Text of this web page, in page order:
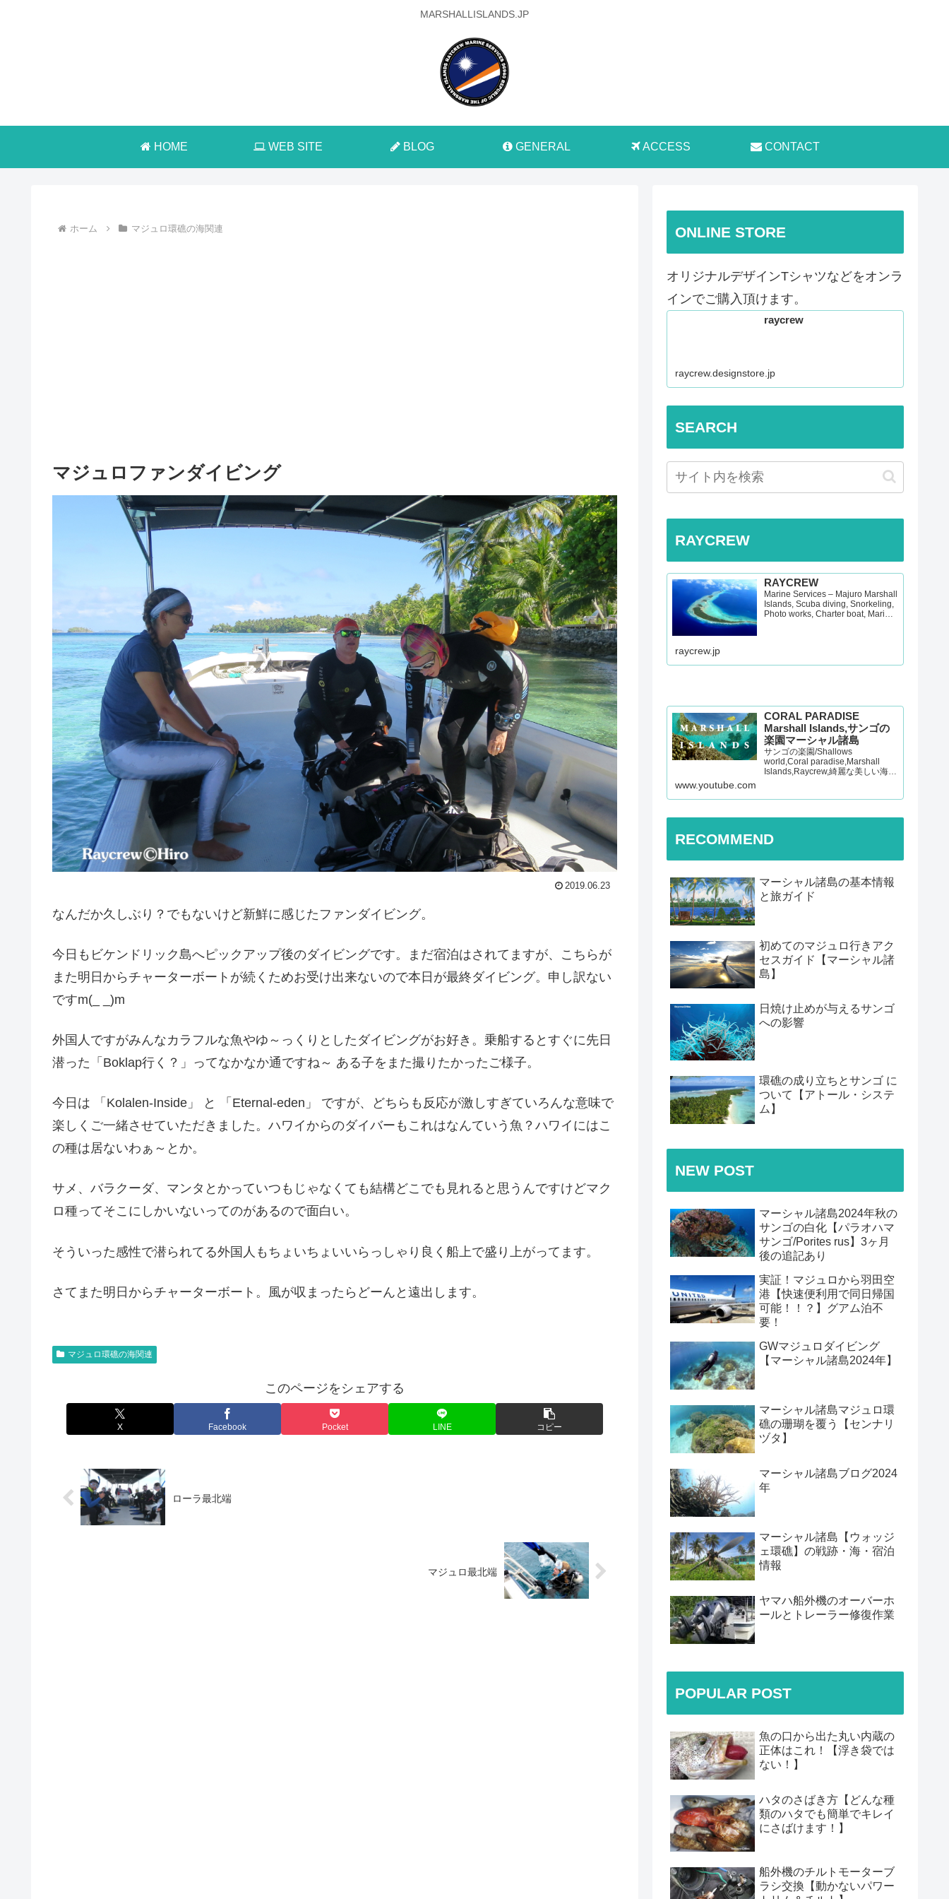
MARSHALLISLANDS.JP
HOME WEB SITE BLOG GENERAL ACCESS CONTACT
ホーム マジュロ環礁の海関連
マジュロファンダイビング
2019.06.23
なんだか久しぶり？でもないけど新鮮に感じたファンダイビング。
今日もビケンドリック島へピックアップ後のダイビングです。まだ宿泊はされてますが、こちらが
また明日からチャーターボートが続くためお受け出来ないので本日が最終ダイビング。申し訳ない
ですm(_ _)m
外国人ですがみんなカラフルな魚やゆ～っくりとしたダイビングがお好き。乗船するとすぐに先日
潜った「Boklap行く？」ってなかなか通ですね～ ある子をまた撮りたかったご様子。
今日は 「Kolalen-Inside」 と 「Eternal-eden」 ですが、どちらも反応が激しすぎていろんな意味で
楽しくご一緒させていただきました。ハワイからのダイバーもこれはなんていう魚？ハワイにはこ
の種は居ないわぁ～とか。
サメ、バラクーダ、マンタとかっていつもじゃなくても結構どこでも見れると思うんですけどマク
ロ種ってそこにしかいないってのがあるので面白い。
そういった感性で潜られてる外国人もちょいちょいいらっしゃり良く船上で盛り上がってます。
さてまた明日からチャーターボート。風が収まったらどーんと遠出します。
マジュロ環礁の海関連
このページをシェアする
X Facebook Pocket LINE コピー
ローラ最北端
マジュロ最北端
ONLINE STORE
オリジナルデザインTシャツなどをオンラ
インでご購入頂けます。
raycrew
raycrew.designstore.jp
SEARCH
RAYCREW
RAYCREW
Marine Services – Majuro Marshall
Islands, Scuba diving, Snorkeling,
Photo works, Charter boat, Marine
raycrew.jp
CORAL PARADISE
Marshall Islands,サンゴの
楽園マーシャル諸島
サンゴの楽園/Shallows
world,Coral paradise,Marshall
Islands,Raycrew,綺麗な美しい海,
お願いします！】Presented…
www.youtube.com
RECOMMEND
マーシャル諸島の基本情報
と旅ガイド
初めてのマジュロ行きアク
セスガイド【マーシャル諸
島】
日焼け止めが与えるサンゴ
への影響
環礁の成り立ちとサンゴ に
ついて【アトール・システ
ム】
NEW POST
マーシャル諸島2024年秋の
サンゴの白化【パラオハマ
サンゴ/Porites rus】3ヶ月
後の追記あり
実証！マジュロから羽田空
港【快速便利用で同日帰国
可能！！？】グアム泊不
要！
GWマジュロダイビング
【マーシャル諸島2024年】
マーシャル諸島マジュロ環
礁の珊瑚を覆う【センナリ
ヅタ】
マーシャル諸島ブログ2024
年
マーシャル諸島【ウォッジ
ェ環礁】の戦跡・海・宿泊
情報
ヤマハ船外機のオーバーホ
ールとトレーラー修復作業
POPULAR POST
魚の口から出た丸い内蔵の
正体はこれ！【浮き袋では
ない！】
ハタのさばき方【どんな種
類のハタでも簡単でキレイ
にさばけます！】
船外機のチルトモーターブ
ラシ交換【動かないパワー